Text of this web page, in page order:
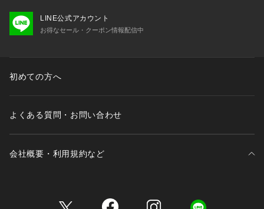
ります。また、パソコン・スマートフォンなどの環境により、
若干製品と画像のカラーが異なる場合もございます。
LINE公式アカウント
お得なセール・クーポン情報配信中
初めての方へ
よくある質問・お問い合わせ
会社概要・利用規約など